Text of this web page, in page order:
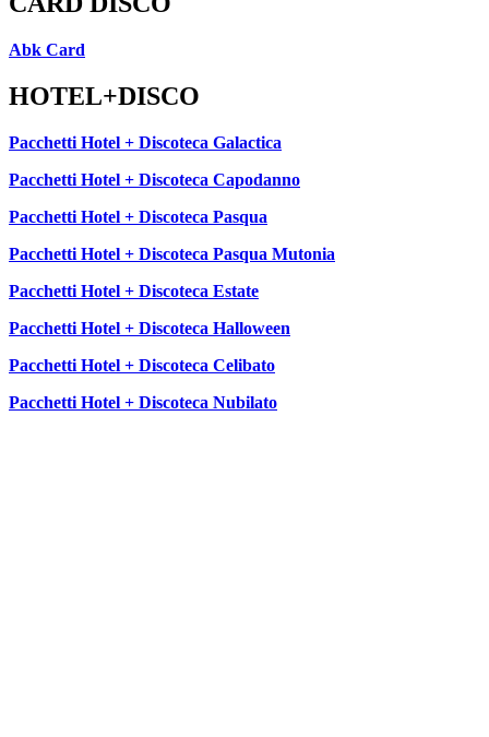
Abk Card
HOTEL+DISCO
Pacchetti Hotel + Discoteca Galactica
Pacchetti Hotel + Discoteca Capodanno
Pacchetti Hotel + Discoteca Pasqua
Pacchetti Hotel + Discoteca Pasqua Mutonia
Pacchetti Hotel + Discoteca Estate
Pacchetti Hotel + Discoteca Halloween
Pacchetti Hotel + Discoteca Celibato
Pacchetti Hotel + Discoteca Nubilato